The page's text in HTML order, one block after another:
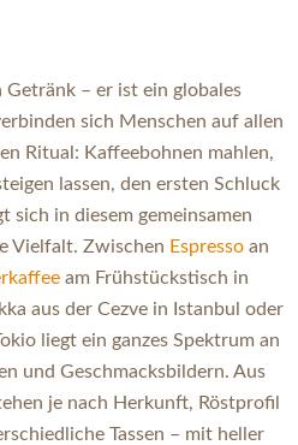
Getränk – er ist ein globales
sich Menschen auf allen
Ritual: Kaffeebohnen mahlen,
lassen, den ersten Schluck
sich in diesem gemeinsamen
Vielfalt. Zwischen Espresso an
am Frühstückstisch in
aus der Cezve in Istanbul oder
liegt ein ganzes Spektrum an
und Geschmacksbildern. Aus
je nach Herkunft, Röstprofil
Tassen – mit heller